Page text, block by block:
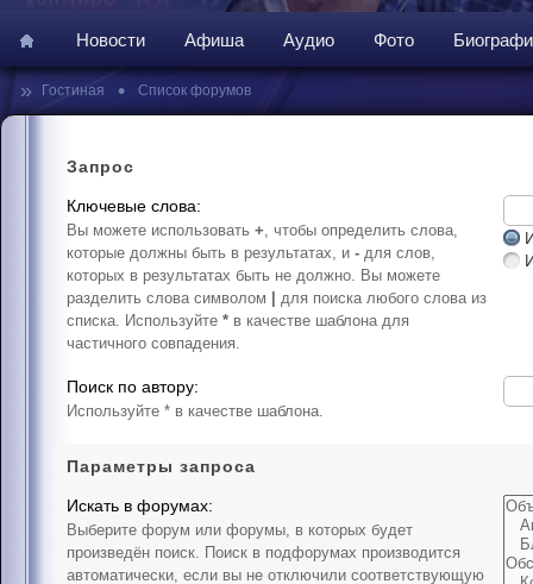
Новости Афиша Аудио Фото
» Гостиная • Список форумов
Запрос
Ключевые слова:
Вы можете использовать +, чтобы определить слова,
которые должны быть в результатах, и - для слов,
которых в результатах быть не должно. Вы можете
разделить слова символом
для поиска любого слова из
списка. Используйте * в качестве шаблона для
частичного совпадения.
Поиск по автору:
Используйте * в качестве шаблона.
Параметры запроса
Искать в форумах:
Выберите форум или форумы, в которых будет
произведён поиск. Поиск в подфорумах производится
автоматически, если вы не отключили соответствующую